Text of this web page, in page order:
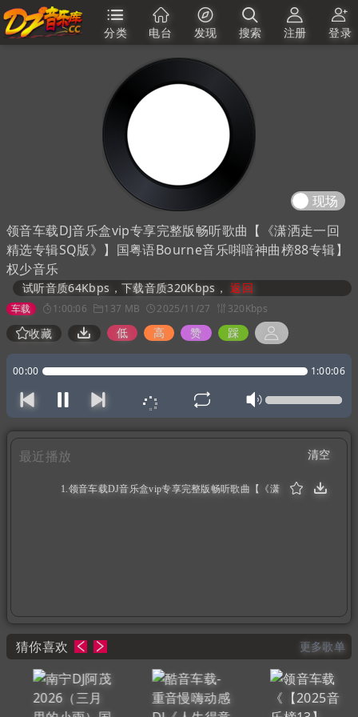
分类 电台 发现 搜索 注册 登录
现场
领音车载DJ音乐盒vip专享完整版畅听歌曲【《潇洒走一回
精选专辑SQ版》】国粤语Bourne音乐唞喑神曲榜88专辑】
权少音乐
试听音质64Kbps，下载音质320Kbps，返回
车载 1:00:06 137 MB 2025/11/27 320Kbps
收藏 低 高 赞 踩
00:00 1:00:06
最近播放 清空
1.领音车载DJ音乐盒vip专享完整版畅听歌曲【《潇
猜你喜欢 更多歌单